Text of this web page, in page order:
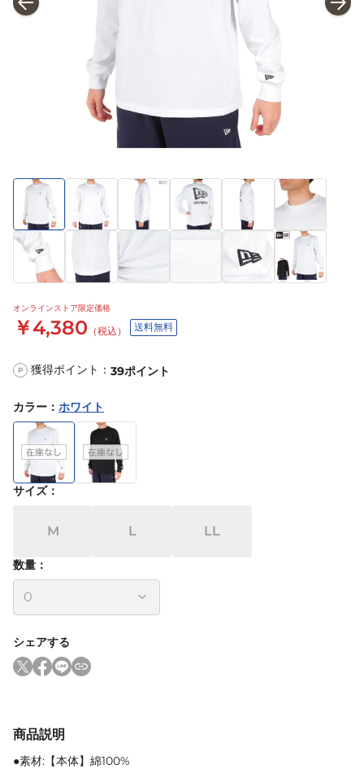
オンラインストア限定価格
￥4,380 （税込） 送料無料
P 獲得ポイント： 39ポイント
カラー ： ホワイト
サイズ：
M L LL
数量：
シェアする
商品説明
●素材:【本体】綿100%